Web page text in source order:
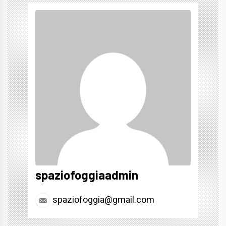
spaziofoggiaadmin
spaziofoggia@gmail.com